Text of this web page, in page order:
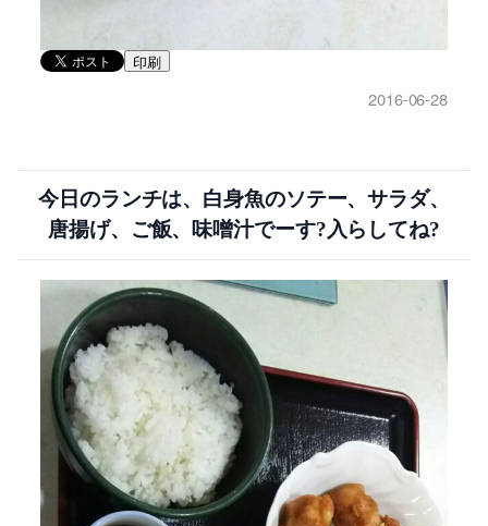
印刷
2016-06-28
今日のランチは、白身魚のソテー、サラダ、
唐揚げ、ご飯、味噌汁でーす?入らしてね?